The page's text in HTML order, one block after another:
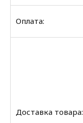
Оплата:
Доставка товара: